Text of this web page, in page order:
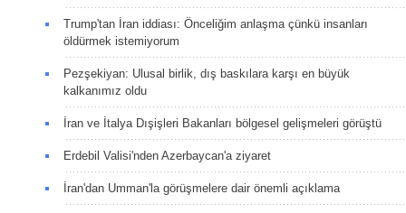
Trump'tan İran iddiası: Önceliğim anlaşma çünkü insanları
öldürmek istemiyorum
Pezşekiyan: Ulusal birlik, dış baskılara karşı en büyük
kalkanımız oldu
İran ve İtalya Dışişleri Bakanları bölgesel gelişmeleri görüştü
Erdebil Valisi'nden Azerbaycan'a ziyaret
İran'dan Umman'la görüşmelere dair önemli açıklama